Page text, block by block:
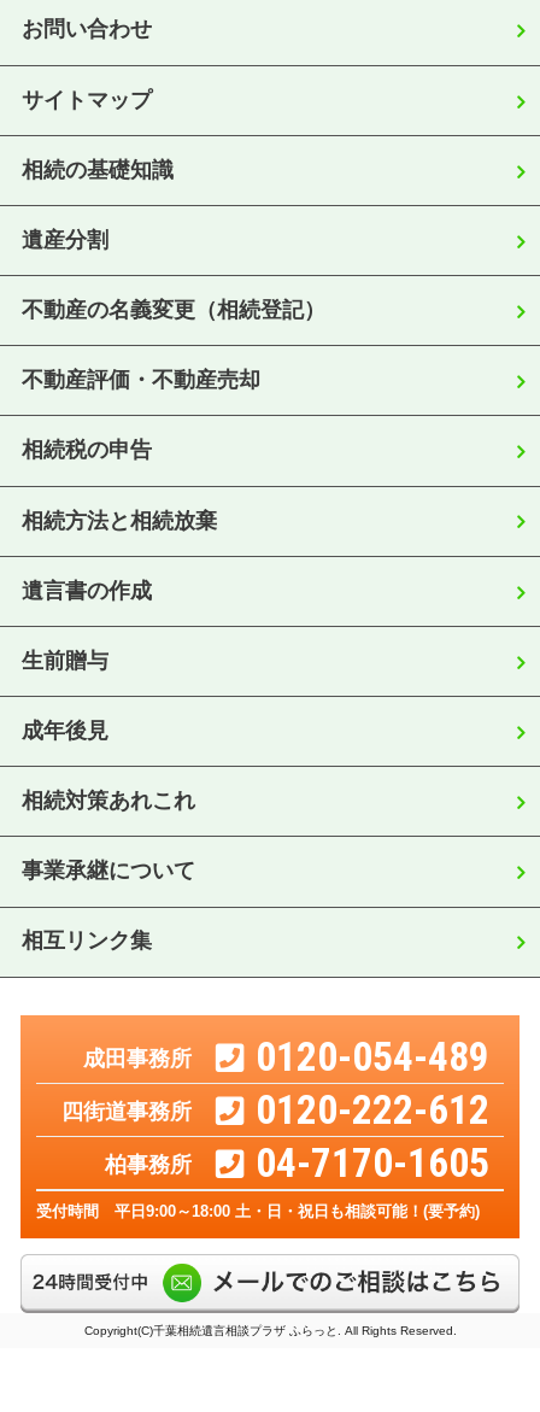
お問い合わせ
サイトマップ
相続の基礎知識
遺産分割
不動産の名義変更（相続登記）
不動産評価・不動産売却
相続税の申告
相続方法と相続放棄
遺言書の作成
生前贈与
成年後見
相続対策あれこれ
事業承継について
相互リンク集
成田事務所 0120-054-489
四街道事務所 0120-222-612
柏事務所 04-7170-1605
受付時間 平日9:00～18:00 土・日・祝日も相談可能！(要予約)
Copyright(C)千葉相続遺言相談プラザ ふらっと. All Rights Reserved.